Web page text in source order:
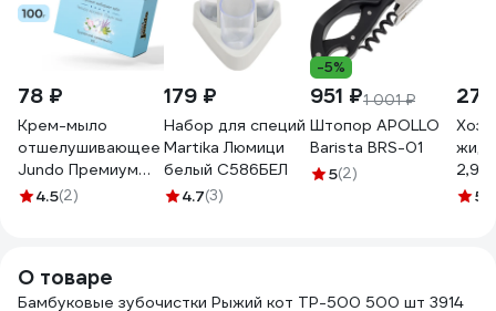
78 ₽
Крем-мыло
отшелушивающее
Jundo Премиум
100 гр
4.5(2)
179 ₽
Набор для специй
Martika Люмици
белый С586БЕЛ
4.7(3)
-5%
951 ₽1 001 ₽
Штопор APOLLO
Barista BRS-01
5(2)
2,9 л
5
О товаре
Бамбуковые зубочистки Рыжий кот TP-500 500 шт 3914